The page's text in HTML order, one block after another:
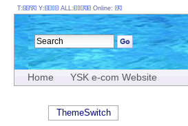
Home YSK e-com Website
T: Y: ALL: Online:
ThemeSwitch